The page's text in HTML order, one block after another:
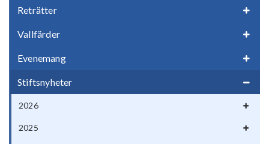
Reträtter
Vallfärder
Evenemang
Stiftsnyheter
2026
2025